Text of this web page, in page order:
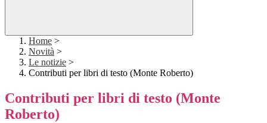
Home >
Novità >
Le notizie >
Contributi per libri di testo (Monte Roberto)
Contributi per libri di testo (Monte
Roberto)